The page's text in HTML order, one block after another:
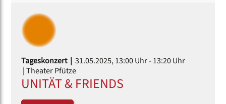
Tageskonzert | 31.05.2025, 13:00 Uhr- 13:20 Uhr
| Theater Pfütze
UNITÄT & FRIENDS